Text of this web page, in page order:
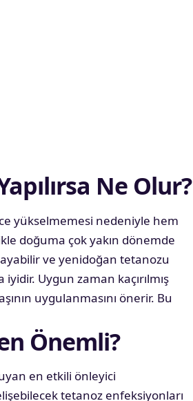
Ne Olur?
yükselmemesi nedeniyle hem
doğuma çok yakın dönemde
ve yenidoğan tetanozu
iyidir. Uygun zaman kaçırılmış
uygulanmasını önerir. Bu
Önemli?
en etkili önleyici
tetanoz enfeksiyonları